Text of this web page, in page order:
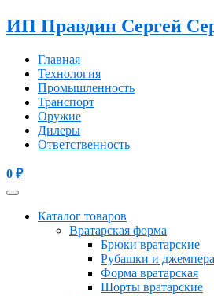
ИП Правдин Сергей
Главная
Технология
Промышленность
Транспорт
Оружие
Дилеры
Ответственность
0 ₽
Каталог товаров
Вратарская форма
Брюки вратарские
Рубашки и джемпера
Форма вратарская
Шорты вратарские